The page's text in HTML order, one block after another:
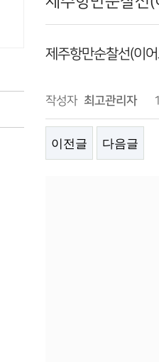
제주항만순찰선(이
작성자 최고관리자
이전글 다음글